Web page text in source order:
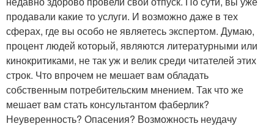
продавали какие то услуги. И возможно даже в тех
сферах, где вы особо не являетесь экспертом. Думаю,
процент людей который, являются литературными или
кинокритиками, не так уж и велик среди читателей этих
строк. Что впрочем не мешает вам обладать
собственным потребительским мнением. Так что же
мешает вам стать консультантом фаберлик?
Неуверенность? Опасения? Возможность неудачу